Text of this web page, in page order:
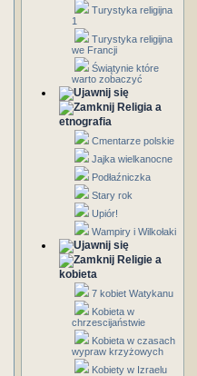
Turystyka religijna
1
Turystyka religijna
we Francji
Świątynie które
warto zobaczyć
Religia a
etnografia
Cmentarze polskie
Jajka wielkanocne
Podłaźniczka
Stary rok
Upiór!
Wampiry i Wilkołaki
Religie a
kobieta
7 kobiet Watykanu
Kobieta w
chrzescijaństwie
Kobieta w czasach
wypraw krzyżowych
Kobiety w Izraelu